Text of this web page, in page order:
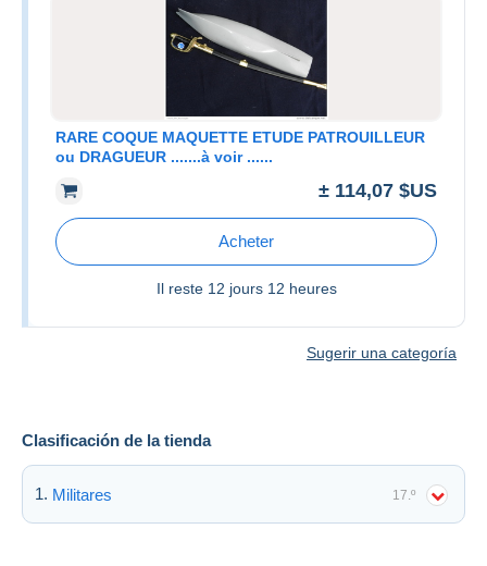
Clasificación de la tienda
Militares 17.º
RARE COQUE MAQUETTE ETUDE PATROUILLEUR
ou DRAGUEUR .......à voir ......
± 114,07 $US
Acheter
Il reste 12 jours 12 heures
Sugerir una categoría